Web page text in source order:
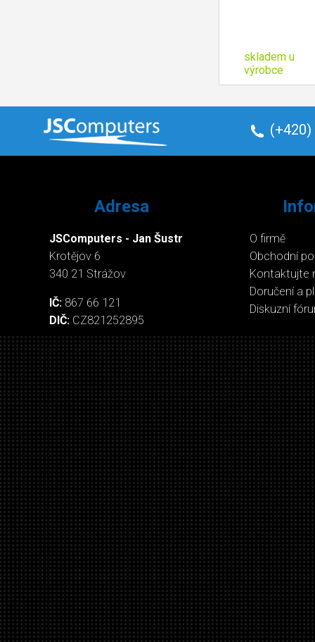
skladem u
výrobce
(+420)
Adresa
JSComputers - Jan Šustr
Krotějov 6
340 21 Strážov
IČ: 867 66 121
DIČ: CZ821252895
O firmě
Obchodní
Kontaktujte
Doručení a
Diskuzní